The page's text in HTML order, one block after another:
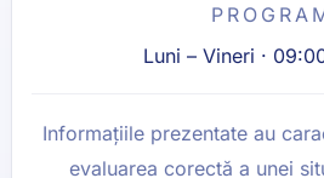
Luni – Vineri ·
Informațiile prezentate au
evaluarea corectă a unei